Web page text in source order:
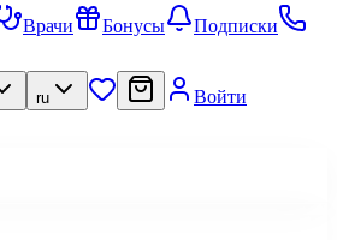
Врачи Бонусы
Подписки
ru Войти